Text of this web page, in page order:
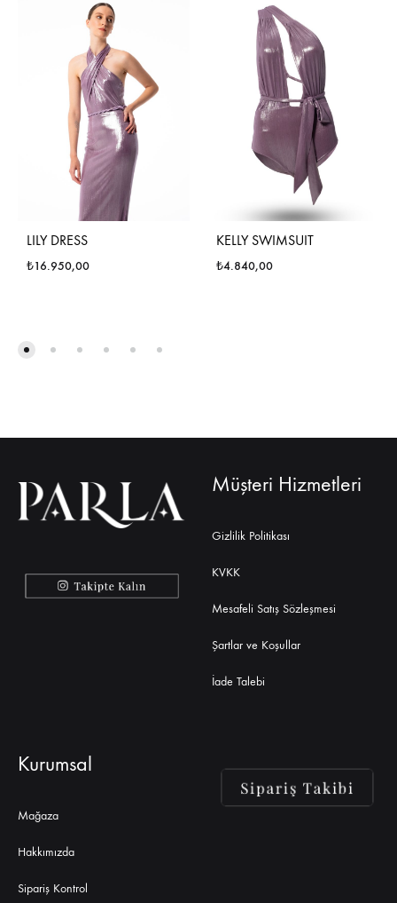
LILY DRESS
₺16.950,00
KELLY SWIMSUIT
₺4.840,00
Müşteri Hizmetleri
Gizlilik Politikası
KVKK
Mesafeli Satış Sözleşmesi
Şartlar ve Koşullar
İade Talebi
Kurumsal
Mağaza
Hakkımızda
Sipariş Kontrol